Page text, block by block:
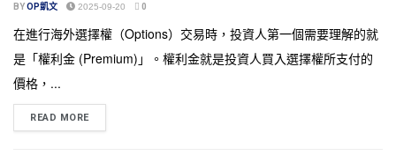
BYOP凱文 2025-09-20 0
在進行海外選擇權（Options）交易時，投資人第一個需要理解的就
是「權利金 (Premium)」。權利金就是投資人買入選擇權所支付的
價格，...
READ MORE